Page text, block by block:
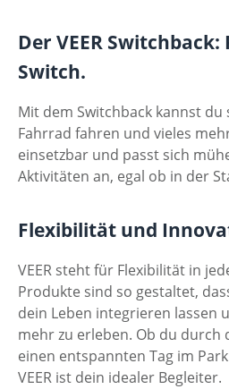
Der VEER Switchback:
Switch.
Mit dem Switchback kannst du
Fahrrad fahren und vieles
einsetzbar und passt sich
Aktivitäten an, egal ob in der
Flexibilität und
VEER steht für Flexibilität in
Produkte sind so gestaltet,
dein Leben integrieren lassen
mehr zu erleben. Ob du durch
einen entspannten Tag im
VEER ist dein idealer Begleiter.